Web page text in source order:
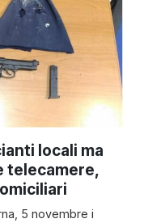
locali ma
telecamere,
5 novembre i